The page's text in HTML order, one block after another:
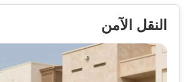
النقل الآمن